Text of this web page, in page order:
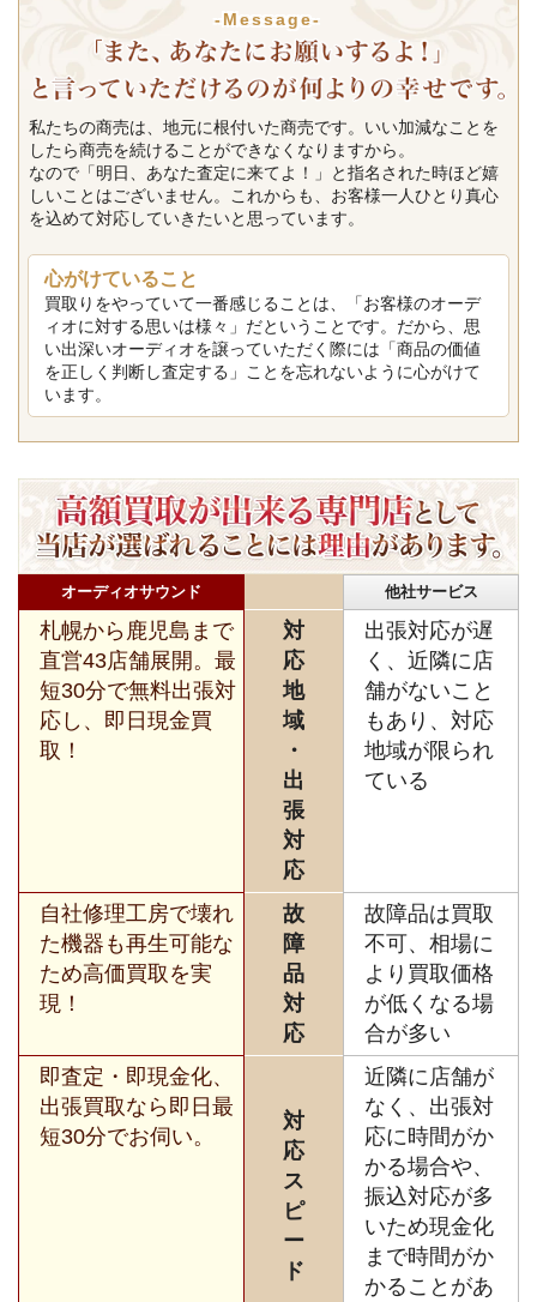
-Message-
私たちの商売は、地元に根付いた商売です。いい加減なことを
したら商売を続けることができなくなりますから。
なので「明日、あなた査定に来てよ！」と指名された時ほど嬉
しいことはございません。これからも、お客様一人ひとり真心
を込めて対応していきたいと思っています。
心がけていること
買取りをやっていて一番感じることは、「お客様のオーデ
ィオに対する思いは様々」だということです。だから、思
い出深いオーディオを譲っていただく際には「商品の価値
を正しく判断し査定する」ことを忘れないように心がけて
います。
オーディオサウンド 他社サービス
札幌から鹿児島まで
直営43店舗展開。最
短30分で無料出張対
応し、即日現金買
取！
対
応
地
域
・
出
張
対
応
出張対応が遅
く、近隣に店
舗がないこと
もあり、対応
地域が限られ
ている
自社修理工房で壊れ
た機器も再生可能な
ため高価買取を実
現！
故
障
品
対
応
故障品は買取
不可、相場に
より買取価格
が低くなる場
合が多い
即査定・即現金化、
出張買取なら即日最
短30分でお伺い。
対
応
ス
ピ
ー
ド
近隣に店舗が
なく、出張対
応に時間がか
かる場合や、
振込対応が多
いため現金化
まで時間がか
かることがあ